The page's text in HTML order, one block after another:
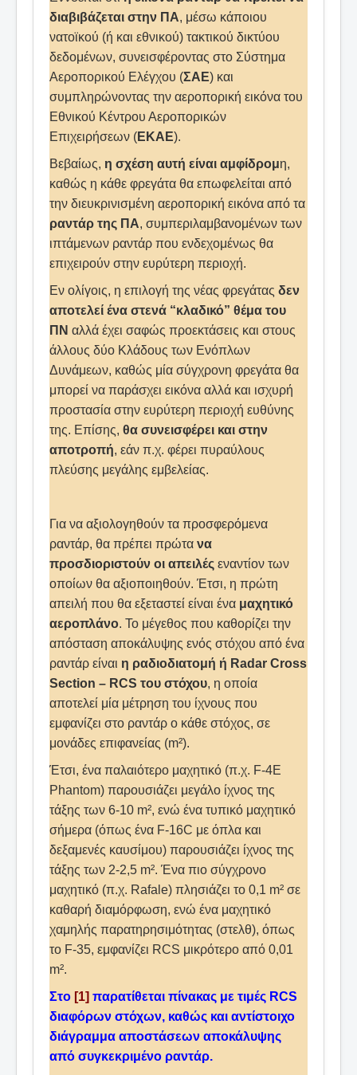
διαβιβάζεται στην ΠΑ, μέσω κάποιου
νατοϊκού (ή και εθνικού) τακτικού δικτύου
δεδομένων, συνεισφέροντας στο Σύστημα
Αεροπορικού Ελέγχου (ΣΑΕ) και
συμπληρώνοντας την αεροπορική εικόνα του
Εθνικού Κέντρου Αεροπορικών
Επιχειρήσεων (ΕΚΑΕ).
Βεβαίως, η σχέση αυτή είναι αμφίδρομη,
καθώς η κάθε φρεγάτα θα επωφελείται από
την διευκρινισμένη αεροπορική εικόνα από τα
ραντάρ της ΠΑ, συμπεριλαμβανομένων των
ιπτάμενων ραντάρ που ενδεχομένως θα
επιχειρούν στην ευρύτερη περιοχή.
Εν ολίγοις, η επιλογή της νέας φρεγάτας δεν
αποτελεί ένα στενά “κλαδικό” θέμα του
ΠΝ αλλά έχει σαφώς προεκτάσεις και στους
άλλους δύο Κλάδους των Ενόπλων
Δυνάμεων, καθώς μία σύγχρονη φρεγάτα θα
μπορεί να παράσχει εικόνα αλλά και ισχυρή
προστασία στην ευρύτερη περιοχή ευθύνης
της. Επίσης, θα συνεισφέρει και στην
αποτροπή, εάν π.χ. φέρει πυραύλους
πλεύσης μεγάλης εμβελείας.
Για να αξιολογηθούν τα προσφερόμενα
ραντάρ, θα πρέπει πρώτα να
προσδιοριστούν οι απειλές εναντίον των
οποίων θα αξιοποιηθούν. Έτσι, η πρώτη
απειλή που θα εξεταστεί είναι ένα μαχητικό
αεροπλάνο. Το μέγεθος που καθορίζει την
απόσταση αποκάλυψης ενός στόχου από ένα
ραντάρ είναι η ραδιοδιατομή ή Radar Cross
Section – RCS του στόχου, η οποία
αποτελεί μία μέτρηση του ίχνους που
εμφανίζει στο ραντάρ ο κάθε στόχος, σε
μονάδες επιφανείας (m²).
Έτσι, ένα παλαιότερο μαχητικό (π.χ. F-4E
Phantom) παρουσιάζει μεγάλο ίχνος της
τάξης των 6-10 m², ενώ ένα τυπικό μαχητικό
σήμερα (όπως ένα F-16C με όπλα και
δεξαμενές καυσίμου) παρουσιάζει ίχνος της
τάξης των 2-2,5 m². Ένα πιο σύγχρονο
μαχητικό (π.χ. Rafale) πλησιάζει το 0,1 m² σε
καθαρή διαμόρφωση, ενώ ένα μαχητικό
χαμηλής παρατηρησιμότητας (στελθ), όπως
το F-35, εμφανίζει RCS μικρότερο από 0,01
m².
Στο [1] παρατίθεται πίνακας με τιμές RCS
διαφόρων στόχων, καθώς και αντίστοιχο
διάγραμμα αποστάσεων αποκάλυψης
από συγκεκριμένο ραντάρ.